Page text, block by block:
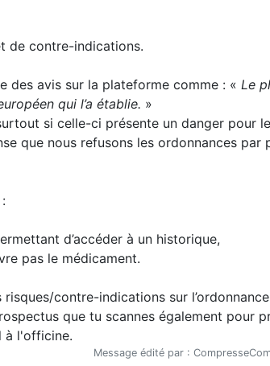
de contre-indications.
des avis sur la plateforme comme : « Le
qui l’a établie. »
si celle-ci présente un danger pour
que nous refusons les ordonnances par
d’accéder à un historique,
pas le médicament.
contre-indications sur
que tu scannes également pour
à l'officine.
Message édité par :